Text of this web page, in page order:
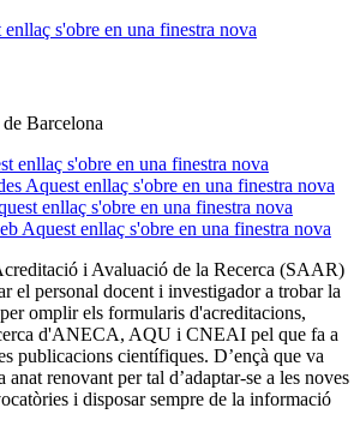
enllaç s'obre en una finestra nova
Barcelona
enllaç s'obre en una finestra nova
Aquest enllaç s'obre en una finestra nova
enllaç s'obre en una finestra nova
Aquest enllaç s'obre en una finestra nova
i Avaluació de la Recerca (SAAR)
el personal docent i investigador a trobar la
omplir els formularis d'acreditacions,
d'ANECA, AQU i CNEAI pel que fa a
publicacions científiques. D’ençà que va
anat renovant per tal d’adaptar-se a les noves
i disposar sempre de la informació